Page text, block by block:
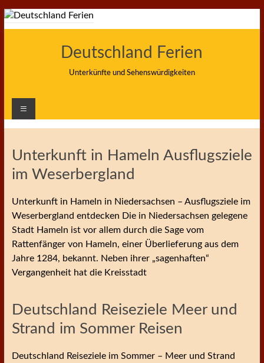
Zum
Inhalt
Deutschland Ferien
Unterkünfte und Sehenswürdigkeiten
Unterkunft in Hameln Ausflugsziele
im Weserbergland
Unterkunft in Hameln in Niedersachsen – Ausflugsziele im
Weserbergland entdecken Die in Niedersachsen gelegene
Stadt Hameln ist vor allem durch die Sage vom
Rattenfänger von Hameln, einer Überlieferung aus dem
Jahre 1284, bekannt. Neben ihrer „sagenhaften“
Vergangenheit hat die Kreisstadt
Deutschland Reiseziele Meer und
Strand im Sommer Reisen
Deutschland Reiseziele im Sommer – Meer und Strand